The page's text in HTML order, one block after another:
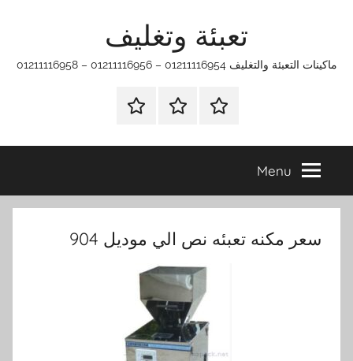
تعبئة وتغليف
ماكينات التعبئة والتغليف 01211116954 – 01211116956 – 01211116958
الرئيسيةماكينات
وتغليف
اتـصـل
في
التي
Menu
سعر مكنه تعبئه نص الي موديل 904